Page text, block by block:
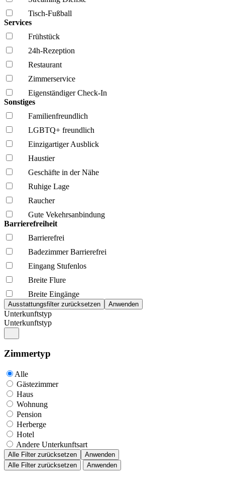
Tisch-Fußball
Services
Frühstück
24h-Rezeption
Restaurant
Zimmerservice
Eigenständiger Check-In
Sonstiges
Familien­freundlich
LGBTQ+ freundlich
Einzigartiger Ausblick
Haustier
Geschäfte in der Nähe
Ruhige Lage
Raucher
Gute Vekehrsanbindung
Barrierefreiheit
Barrierefrei
Badezimmer Barrierefrei
Eingang Stufenlos
Breite Flure
Breite Eingänge
Unterkunftstyp
Unterkunftstyp
Zimmertyp
Alle
Gästezimmer
Haus
Wohnung
Pension
Herberge
Hotel
Andere Unterkunftsart
Alle Filter zurücksetzen
Anwenden
Alle Filter zurücksetzen
Anwenden